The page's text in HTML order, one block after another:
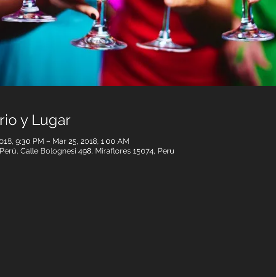
y Lugar
9:30 PM – Mar 25, 2018, 1:00 AM
Calle Bolognesi 498, Miraflores 15074, Peru